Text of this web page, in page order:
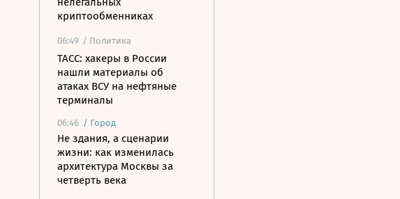
криптообменниках
06:49 / Политика
ТАСС: хакеры в России
нашли материалы об
атаках ВСУ на нефтяные
терминалы
06:46 / Город
Не здания, а сценарии
жизни: как изменилась
архитектура Москвы за
четверть века